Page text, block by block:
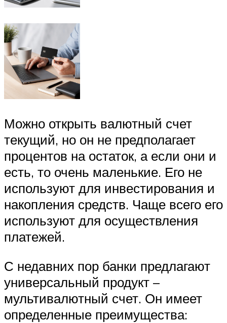
Можно открыть валютный счет
текущий, но он не предполагает
процентов на остаток, а если они и
есть, то очень маленькие. Его не
используют для инвестирования и
накопления средств. Чаще всего его
используют для осуществления
платежей.
С недавних пор банки предлагают
универсальный продукт –
мультивалютный счет. Он имеет
определенные преимущества: